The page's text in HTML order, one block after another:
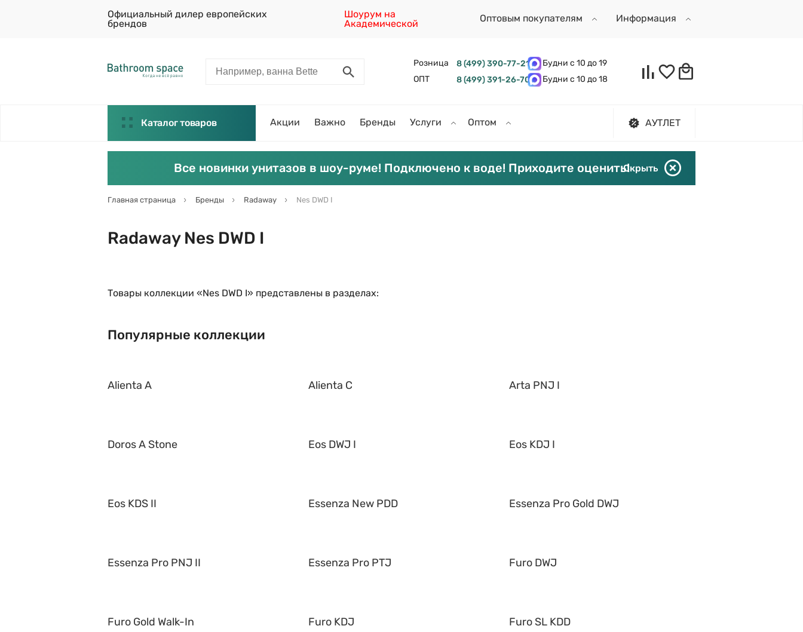
Официальный дилер европейских
брендов
Шоурум на
Академической
Оптовым покупателям Информация
Розница 8 (499) 390-77-21
Будни с 10 до 19
ОПТ
8 (499) 391-26-70 Будни с 10 до 18
Каталог товаров Акции Важно Бренды Услуги Оптом АУТЛЕТ
Все новинки унитазов в шоу-руме! Подключено к воде! Приходите оценить!Скрыть
Главная страница Бренды Radaway Nes DWD I
Radaway Nes DWD I
Товары коллекции «Nes DWD I» представлены в разделах:
Популярные коллекции
Alienta A Alienta C Arta PNJ I
Doros A Stone Eos DWJ I Eos KDJ I
Eos KDS II Essenza New PDD Essenza Pro Gold DWJ
Essenza Pro PNJ II Essenza Pro PTJ Furo DWJ
Furo Gold Walk-In Furo KDJ Furo SL KDD